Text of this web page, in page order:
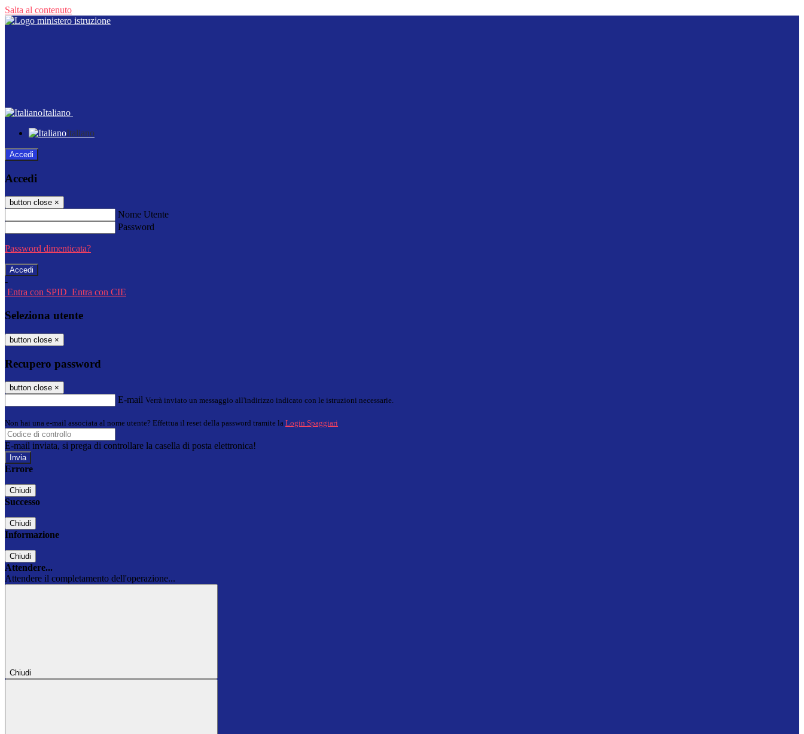
Salta al contenuto
Italiano
Italiano
Accedi
Accedi
button close ×
Nome Utente
Password
Password dimenticata?
-
Entra con SPID Entra con CIE
Seleziona utente
button close ×
Recupero password
button close ×
E-mail Verrà inviato un messaggio all'indirizzo indicato con le istruzioni necessarie.
Non hai una e-mail associata al nome utente? Effettua il reset della password tramite la Login Spaggiari
E-mail inviata, si prega di controllare la casella di posta elettronica!
Errore
Chiudi
Successo
Chiudi
Informazione
Chiudi
Attendere...
Attendere il completamento dell'operazione...
Chiudi